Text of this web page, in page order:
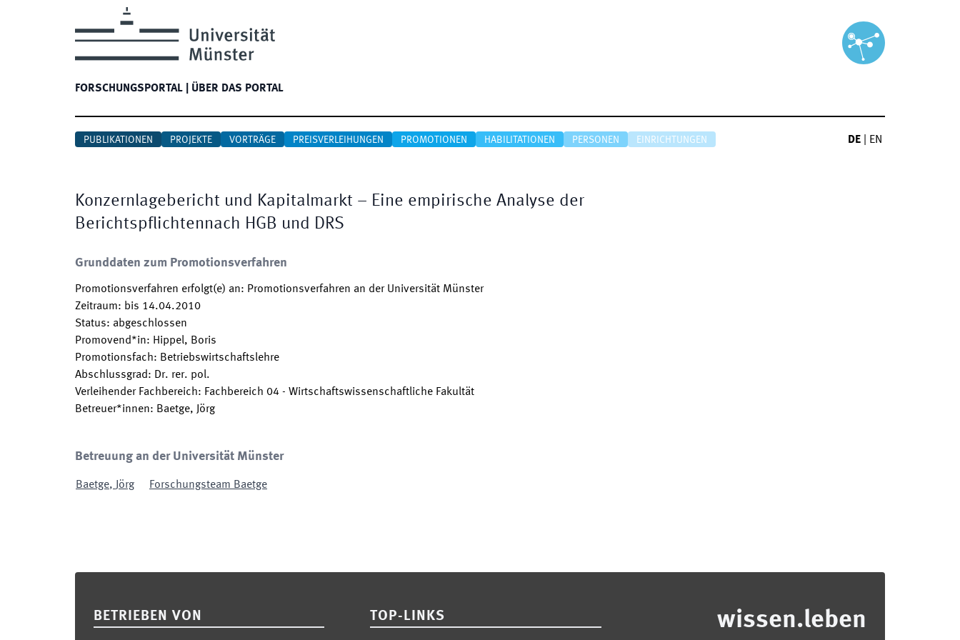
FORSCHUNGSPORTAL ÜBER DAS PORTAL
PUBLIKATIONEN PROJEKTE VORTRÄGE PREISVERLEIHUNGEN PROMOTIONEN HABILITATIONEN PERSONEN EINRICHTUNGEN DE EN
Konzernlagebericht und Kapitalmarkt – Eine empirische Analyse der
Berichtspflichtennach HGB und DRS
Grunddaten zum Promotionsverfahren
Promotionsverfahren erfolgt(e) an: Promotionsverfahren an der Universität Münster
Zeitraum: bis 14.04.2010
Status: abgeschlossen
Promovend*in: Hippel, Boris
Promotionsfach: Betriebswirtschaftslehre
Abschlussgrad: Dr. rer. pol.
Verleihender Fachbereich: Fachbereich 04 - Wirtschaftswissenschaftliche Fakultät
Betreuer*innen: Baetge, Jörg
Betreuung an der Universität Münster
Baetge, Jörg Forschungsteam Baetge
BETRIEBEN VON TOP-LINKS wissen.leben